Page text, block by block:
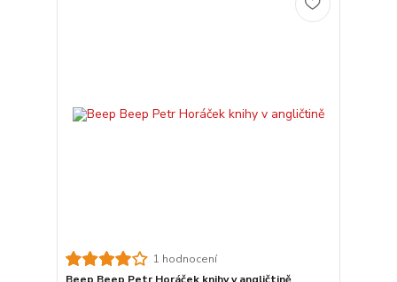
1 hodnocení
Beep Beep Petr Horáček knihy v angličtině